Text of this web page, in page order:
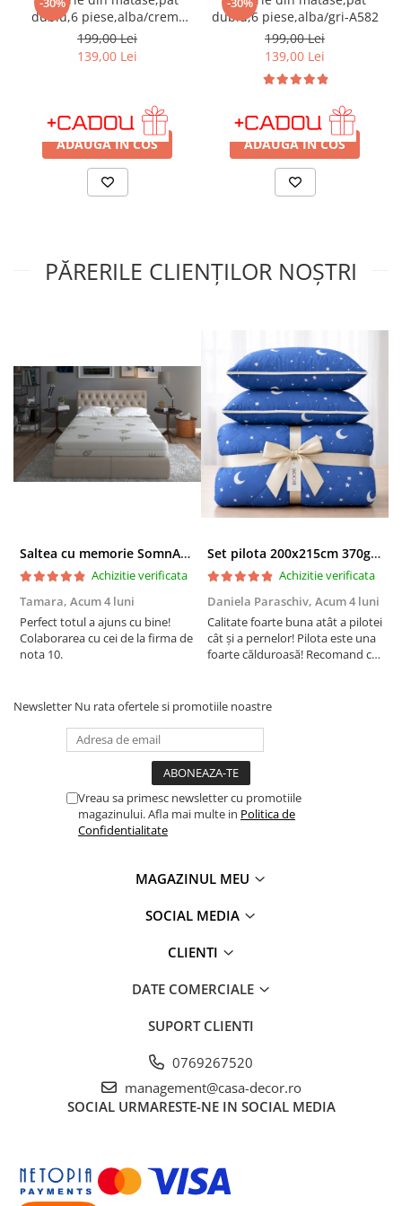
dublu,6 piese,alba/crem-
A581
199,00 Lei
139,00 Lei
ADAUGA IN COS
dublu,6 piese,alba/gri-A582
199,00 Lei
139,00 Lei
ADAUGA IN COS
PĂRERILE CLIENȚILOR NOȘTRI
Saltea cu memorie SomnART XXL Memory Plus 160x190, înălțime 25cm, pentru persoane supraponderale, husă Aloe Vera detașabilă, rulată, fermitate mare
Achizitie verificata
Tamara, Acum 4 luni
Perfect totul a ajuns cu bine!
Colaborarea cu cei de la firma de
nota 10.
Set pilota 200x215cm 370g cu 2 perne 50x70,albastru- PLT36
Achizitie verificata
Daniela Paraschiv, Acum 4 luni
Calitate foarte buna atât a pilotei
cât și a pernelor! Pilota este una
foarte călduroasă! Recomand cu
Newsletter Nu rata ofertele si promotiile noastre
Vreau sa primesc newsletter cu promotiile
magazinului. Afla mai multe in Politica de
Confidentialitate
MAGAZINUL MEU
SOCIAL MEDIA
CLIENTI
DATE COMERCIALE
SUPORT CLIENTI
0769267520
management@casa-decor.ro
SOCIAL URMARESTE-NE IN SOCIAL MEDIA